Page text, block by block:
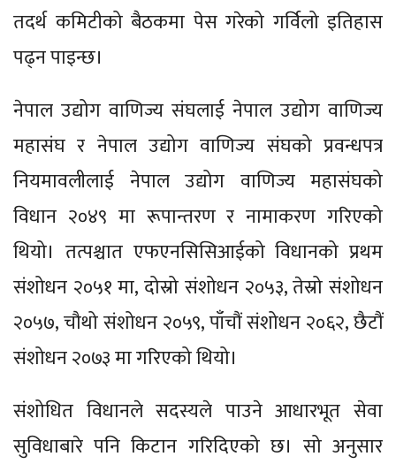
तदर्थ कमिटीको बैठकमा पेस गरेको गर्विलो इतिहास
पढ्न पाइन्छ।
नेपाल उद्योग वाणिज्य संघलाई नेपाल उद्योग वाणिज्य
महासंघ र नेपाल उद्योग वाणिज्य संघको प्रवन्धपत्र
नियमावलीलाई नेपाल उद्योग वाणिज्य महासंघको
विधान २०४९ मा रूपान्तरण र नामाकरण गरिएको
थियो। तत्पश्चात एफएनसिसिआईको विधानको प्रथम
संशोधन २०५१ मा, दोस्रो संशोधन २०५३, तेस्रो संशोधन
२०५७, चौथो संशोधन २०५९, पाँचौं संशोधन २०६२, छैटौं
संशोधन २०७३ मा गरिएको थियो।
संशोधित विधानले सदस्यले पाउने आधारभूत सेवा
सुविधाबारे पनि किटान गरिदिएको छ। सो अनुसार